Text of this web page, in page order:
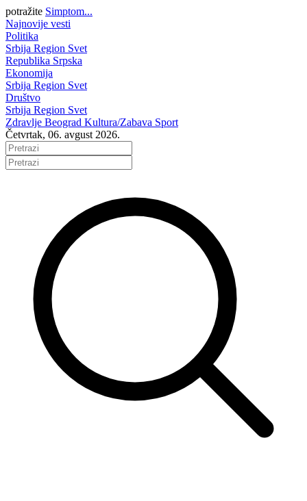
potražite Simptom...
Najnovije vesti
Politika
Srbija Region Svet
Republika Srpska
Ekonomija
Srbija Region Svet
Društvo
Srbija Region Svet
Zdravlje Beograd Kultura/Zabava Sport
Četvrtak, 06. avgust 2026.